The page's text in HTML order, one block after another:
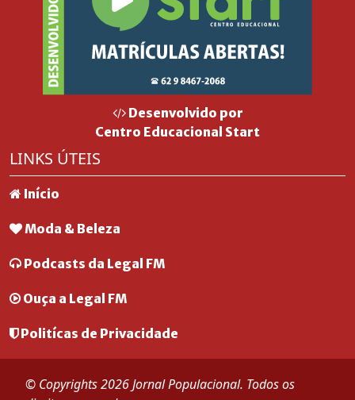
Desenvolvido por
Centro Educacional Start
LINKS ÚTEIS
Início
Moda & Beleza
Podcasts da Legal FM
Ouça a Legal FM
Politícas de Privacidade
© Copyrights 2026 Jornal Populacional. Todos os